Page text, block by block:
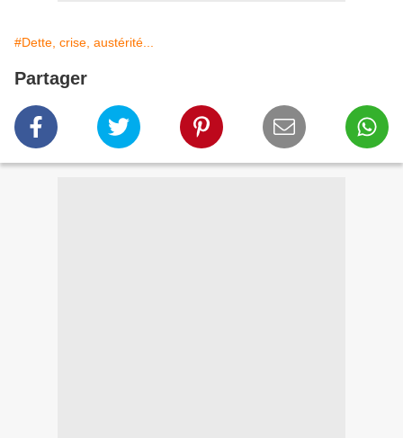
#Dette, crise, austérité...
Partager